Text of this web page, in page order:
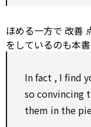
ほめる一方で 改善
をしているのも本書
In fact , I find
soconvincing
them in the